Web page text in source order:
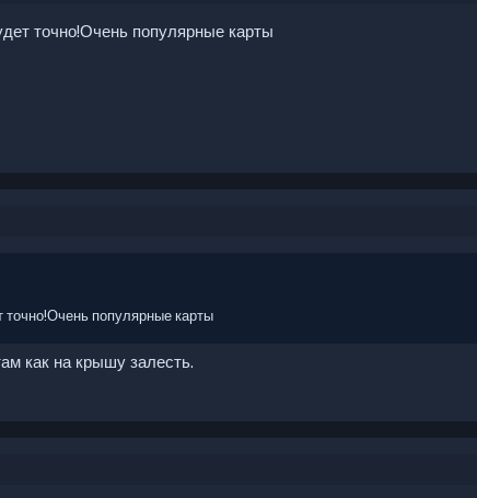
точно!Очень популярные карты
популярные карты
как на крышу залесть.